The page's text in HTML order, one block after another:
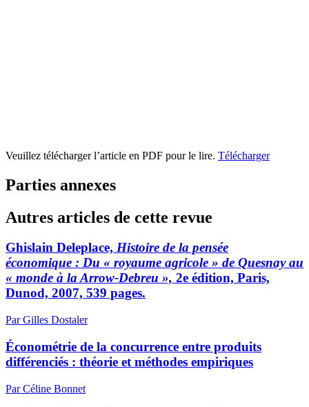
Veuillez télécharger l’article en PDF pour le lire. Télécharger
Parties annexes
Autres articles de cette revue
Ghislain Deleplace, Histoire de la pensée
économique : Du « royaume agricole » de Quesnay au
« monde à la Arrow-Debreu », 2e édition, Paris,
Dunod, 2007, 539 pages.
Par Gilles Dostaler
Économétrie de la concurrence entre produits
différenciés : théorie et méthodes empiriques
Par Céline Bonnet